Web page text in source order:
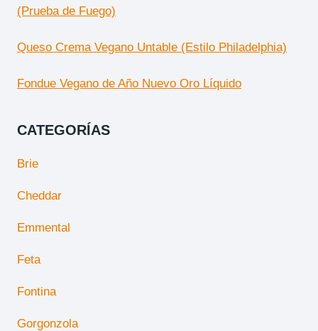
(Prueba de Fuego)
Queso Crema Vegano Untable (Estilo Philadelphia)
Fondue Vegano de Año Nuevo Oro Líquido
CATEGORÍAS
Brie
Cheddar
Emmental
Feta
Fontina
Gorgonzola